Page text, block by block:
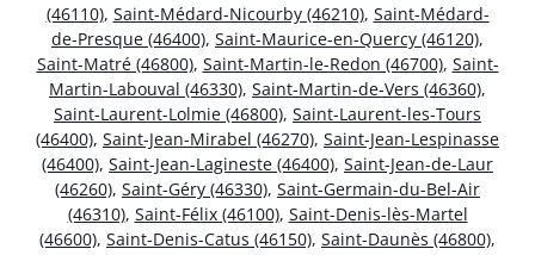
(46110), Saint-Médard-Nicourby (46210), Saint-Médard-
de-Presque (46400), Saint-Maurice-en-Quercy (46120),
Saint-Matré (46800), Saint-Martin-le-Redon (46700), Saint-
Martin-Labouval (46330), Saint-Martin-de-Vers (46360),
Saint-Laurent-Lolmie (46800), Saint-Laurent-les-Tours
(46400), Saint-Jean-Mirabel (46270), Saint-Jean-Lespinasse
(46400), Saint-Jean-Lagineste (46400), Saint-Jean-de-Laur
(46260), Saint-Géry (46330), Saint-Germain-du-Bel-Air
(46310), Saint-Félix (46100), Saint-Denis-lès-Martel
(46600), Saint-Denis-Catus (46150), Saint-Daunès (46800),